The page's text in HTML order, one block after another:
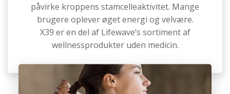
påvirke kroppens stamcelleaktivitet. Mange
brugere oplever øget energi og velvære.
X39 er en del af Lifewave’s sortiment af
wellnessprodukter uden medicin.